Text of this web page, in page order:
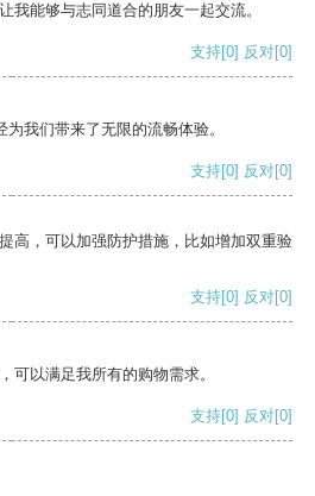
我能够与志同道合的朋友一起交流。
支持[0] 反对[0]
我们带来了无限的流畅体验。
支持[0] 反对[0]
高，可以加强防护措施，比如增加双重验
支持[0] 反对[0]
可以满足我所有的购物需求。
支持[0] 反对[0]